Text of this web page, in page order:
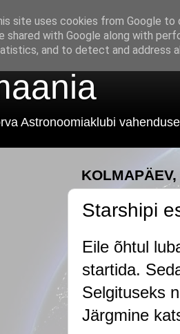
Astronoomiaklubi
Starshipi
Eile õhtul
startida.
Selgituseks
Järgmine
site uses cookies from Google to
shared with Google along with
and to detect and address